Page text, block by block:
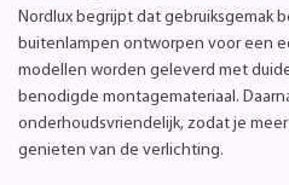
Nordlux begrijpt dat gebruiksgemak
buitenlampen ontworpen voor een
modellen worden geleverd met
benodigde montagemateriaal.
onderhoudsvriendelijk, zodat je
genieten van de verlichting.